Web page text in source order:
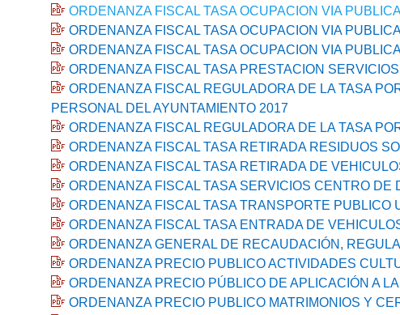
ORDENANZA FISCAL TASA OCUPACION VIA
ORDENANZA FISCAL TASA OCUPACION VIA
ORDENANZA FISCAL TASA OCUPACION VIA
ORDENANZA FISCAL TASA PRESTACION
ORDENANZA FISCAL REGULADORA DE LA TASA
PERSONAL DEL AYUNTAMIENTO 2017
ORDENANZA FISCAL REGULADORA DE LA TASA
ORDENANZA FISCAL TASA RETIRADA RESIDUOS
ORDENANZA FISCAL TASA RETIRADA DE
ORDENANZA FISCAL TASA SERVICIOS CENTRO DE
ORDENANZA FISCAL TASA TRANSPORTE PUBLICO
ORDENANZA FISCAL TASA ENTRADA DE
ORDENANZA GENERAL DE RECAUDACIÓN,
ORDENANZA PRECIO PUBLICO ACTIVIDADES
ORDENANZA PRECIO PÚBLICO DE APLICACIÓN A
ORDENANZA PRECIO PUBLICO MATRIMONIOS Y